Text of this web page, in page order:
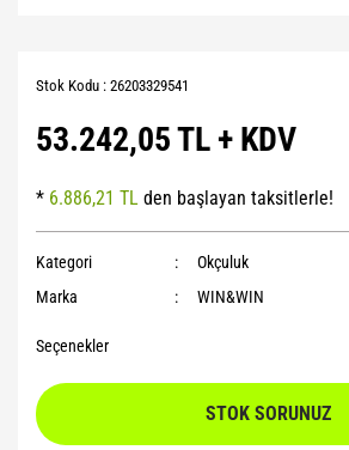
Stok Kodu : 26203329541
53.242,05 TL + KDV
* 6.886,21 TL den başlayan taksitlerle!
Kategori
Okçuluk
Marka
WIN&WIN
Seçenekler
STOK SORUNUZ